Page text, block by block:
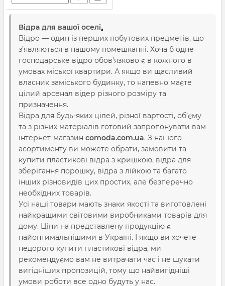
Відра для вашої оселі
Відро — один із перших побутових предметів, що
з’являються в нашому помешканні. Хоча б одне
господарське відро обов’язково є в кожного в
умовах міської квартири. А якщо ви щасливий
власник заміського будинку, то напевно маєте
цілий арсенал відер різного розміру та
призначення.
Відра для будь-яких цілей, різної вартості, об’єму
та з різних матеріалів готовий запропонувати вам
інтернет-магазин comoda.com.ua. З нашого
асортименту ви можете обрати, замовити та
купити пластикові відра з кришкою, відра для
зберігання порошку, відра з лійкою та багато
інших різновидів цих простих, але безперечно
необхідних товарів.
Усі наші товари мають знаки якості та виготовлені
найкращими світовими виробниками товарів для
дому. Ціни на представлену продукцію є
найоптимальнішими в Україні. І якщо ви хочете
недорого купити пластикові відра, ми
рекомендуємо вам не витрачати час і не шукати
вигідніших пропозицій, тому що найвигідніші
умови роботи все одно будуть у нас.